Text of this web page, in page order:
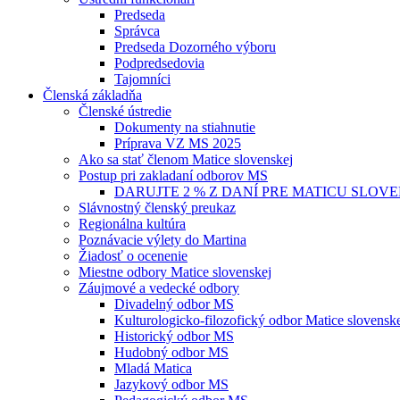
Predseda
Správca
Predseda Dozorného výboru
Podpredsedovia
Tajomníci
Členská základňa
Členské ústredie
Dokumenty na stiahnutie
Príprava VZ MS 2025
Ako sa stať členom Matice slovenskej
Postup pri zakladaní odborov MS
DARUJTE 2 % Z DANÍ PRE MATICU
Slávnostný členský preukaz
Regionálna kultúra
Poznávacie výlety do Martina
Žiadosť o ocenenie
Miestne odbory Matice slovenskej
Záujmové a vedecké odbory
Divadelný odbor MS
Kulturologicko-filozofický odbor Matice
Historický odbor MS
Hudobný odbor MS
Mladá Matica
Jazykový odbor MS